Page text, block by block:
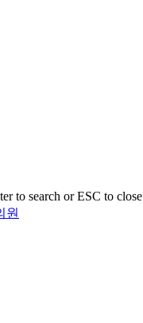
to search or ESC to close